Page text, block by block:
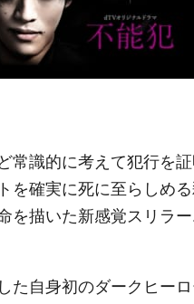
常識的に考えて犯行を
を確実に死に至らしめ
を描いた新感覚スリラ
た自身初のダークヒー